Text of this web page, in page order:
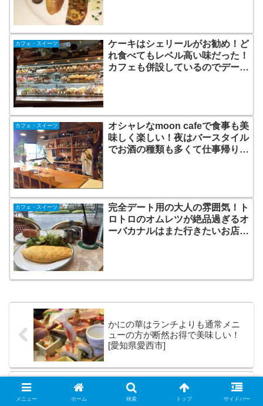
カフェ・スイーツ
ケーキはシェリールがお勧め！ど
れ食べてもレベル高い味だった！
カフェも併設しているのでデート
カフェ・スイーツ
オシャレなmoon cafeで食事も美
味しく楽しい！夜はバースタイル
でお酒の種類も多くて仕事帰りの
カフェ・スイーツ
完全デート用の大人の雰囲気！ト
ロトロのオムレツが絶品過ぎるオ
ーバカナルはまた行きたいお店
かにの華はランチよりも通常メニ
ューの方が断然お得で美味しい！
[愛知県愛西市]
本日で独立3周年！収入とかアクセ
ス数とか、再就職した感想とか殴
メニュー ホーム 検索 トップ サイドバー